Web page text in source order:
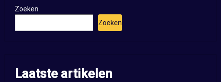
Zoeken
Zoeken
Laatste artikelen